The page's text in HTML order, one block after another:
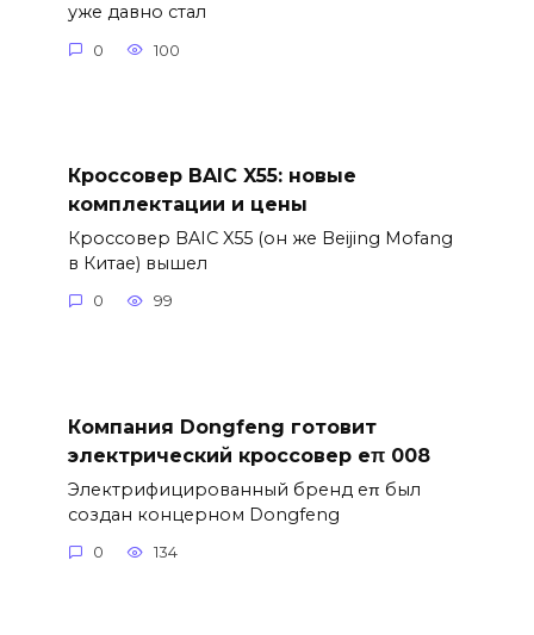
уже давно стал
0 100
Кроссовер BAIC X55: новые
комплектации и цены
Кроссовер BAIC X55 (он же Beijing Mofang
в Китае) вышел
0 99
Компания Dongfeng готовит
электрический кроссовер eπ 008
Электрифицированный бренд eπ был
создан концерном Dongfeng
0 134